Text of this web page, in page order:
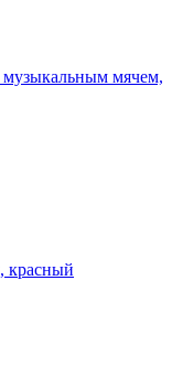
музыкальным мячем,
красный